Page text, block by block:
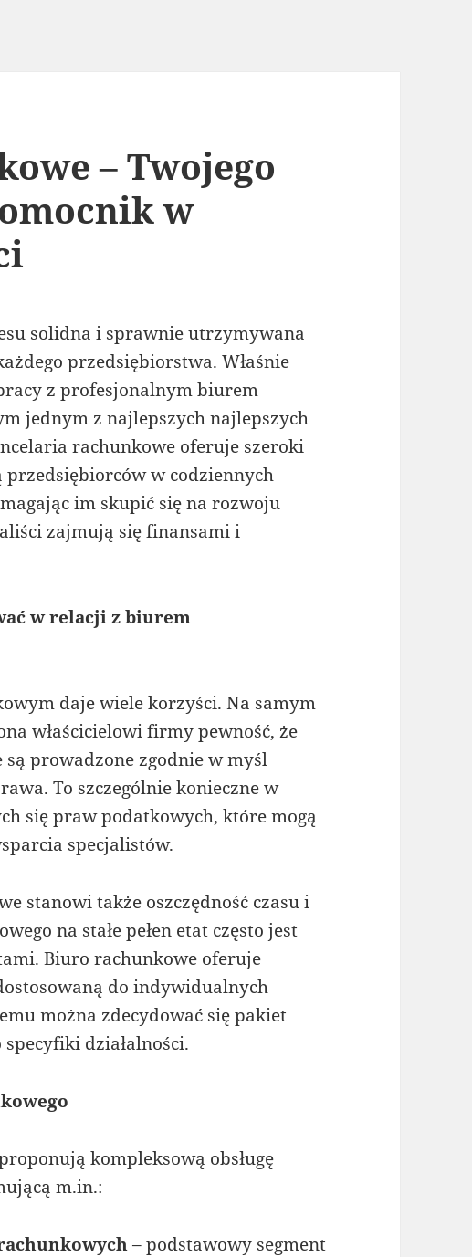
– Twojego
w
solidna i sprawnie utrzymywana
przedsiębiorstwa. Właśnie
z profesjonalnym biurem
jednym z najlepszych najlepszych
rachunkowe oferuje szeroki
przedsiębiorców w codziennych
im skupić się na rozwoju
zajmują się finansami i
w relacji z biurem
daje wiele korzyści. Na samym
właścicielowi firmy pewność, że
prowadzone zgodnie w myśl
To szczególnie konieczne w
się praw podatkowych, które mogą
specjalistów.
stanowi także oszczędność czasu i
na stałe pełen etat często jest
Biuro rachunkowe oferuje
do indywidualnych
można zdecydować się pakiet
działalności.
kompleksową obsługę
m.in.:
– podstawowy segment